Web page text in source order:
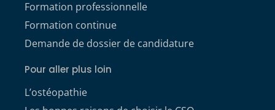
Formation professionnelle
Formation continue
Demande de dossier de candidature
Pour aller plus loin
L’ostéopathie